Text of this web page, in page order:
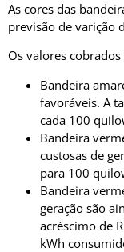
As cores das
previsão de varição
Os valores
Bandeira
favoráveis. A
cada 100
Bandeira
custosas de
para 100
Bandeira
geração são
acréscimo de
kWh